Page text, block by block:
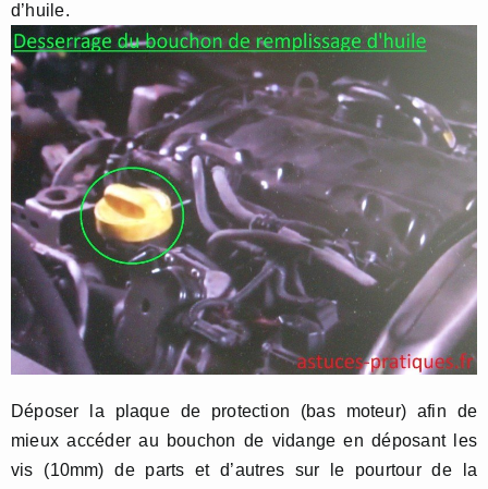
d’huile.
Déposer la plaque de protection (bas moteur) afin de
mieux accéder au bouchon de vidange en déposant les
vis (10mm) de parts et d’autres sur le pourtour de la